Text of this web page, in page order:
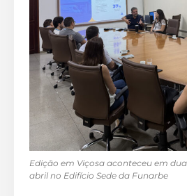
Edição em Viçosa aconteceu em
abril no Edifício Sede da Funarbe